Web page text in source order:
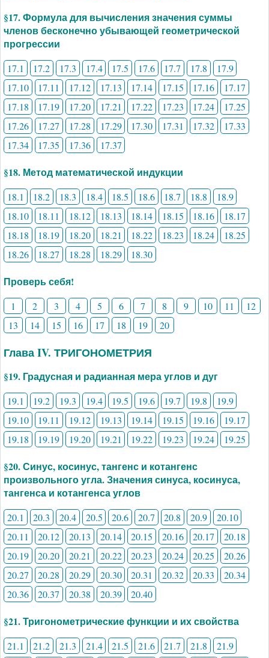
§17. Формула для вычисления значения суммы
членов бесконечно убывающей геометрической
прогрессии
17.1 17.2 17.3 17.4 17.5 17.6 17.7 17.8
17.9
17.10
17.11 17.12 17.13 17.14 17.15 17.16
17.17
17.18
17.19 17.20 17.21 17.22 17.23 17.24
17.25
17.26
17.27 17.28 17.29 17.30 17.31 17.32
17.33
17.34
17.35 17.36 17.37
§18. Метод математической индукции
18.1 18.2 18.3 18.4 18.5 18.6 18.7 18.8
18.9
18.10
18.11 18.12 18.13 18.14 18.15 18.16
18.17
18.18
18.19 18.20 18.21 18.22 18.23 18.24
18.25
18.26
18.27 18.28 18.29 18.30
Проверь себя!
1 2 3 4 5 6 7 8 9 10 11
12
13
14 15 16 17 18 19 20
Глава IV. ТРИГОНОМЕТРИЯ
§19. Градусная и радианная мера углов и дуг
19.1 19.2 19.3 19.4 19.5 19.6 19.7 19.8
19.9
19.10
19.11 19.12 19.13 19.14 19.15 19.16
19.17
19.18
19.19 19.20 19.21 19.22 19.23 19.24 19.25
§20. Синус, косинус, тангенс и котангенс
произвольного угла. Значения синуса, косинуса,
тангенса и котангенса углов
20.1 20.3 20.4 20.5 20.6 20.7 20.8 20.9
20.10
20.11
20.12 20.13 20.14 20.15 20.16 20.17
20.18
20.19
20.20 20.21 20.22 20.23 20.24 20.25
20.26
20.27
20.28 20.29 20.30 20.31 20.32 20.33
20.34
20.36
20.37 20.38 20.39 20.40
§21. Тригонометрические функции и их свойства
21.1 21.2 21.3 21.4 21.5 21.6 21.7 21.8
21.9